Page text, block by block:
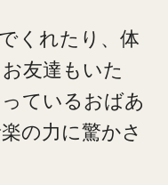
くれたり、体
友達もいた
ているおばあ
の力に驚かさ